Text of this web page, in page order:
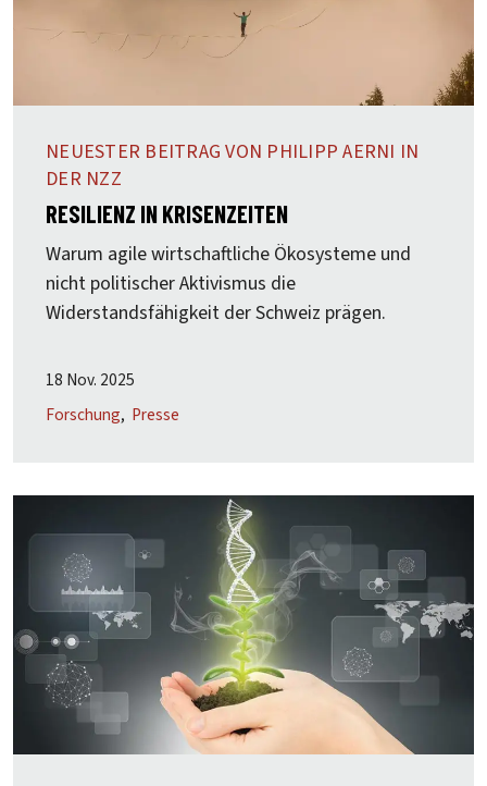
NEUESTER BEITRAG VON PHILIPP AERNI IN
DER NZZ
RESILIENZ IN KRISENZEITEN
Warum agile wirtschaftliche Ökosysteme und
nicht politischer Aktivismus die
Widerstandsfähigkeit der Schweiz prägen.
18 Nov. 2025
Forschung Presse